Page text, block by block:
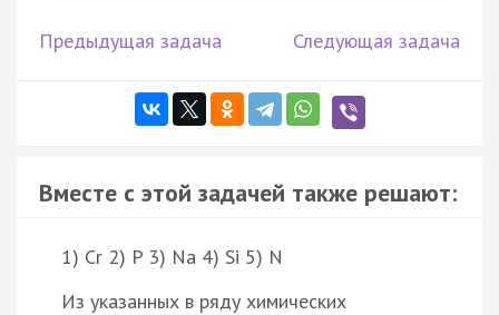
Предыдущая задача Следующая задача
Вместе с этой задачей также решают:
1) Cr 2) P 3) Na 4) Si 5) N
Из указанных в ряду химических